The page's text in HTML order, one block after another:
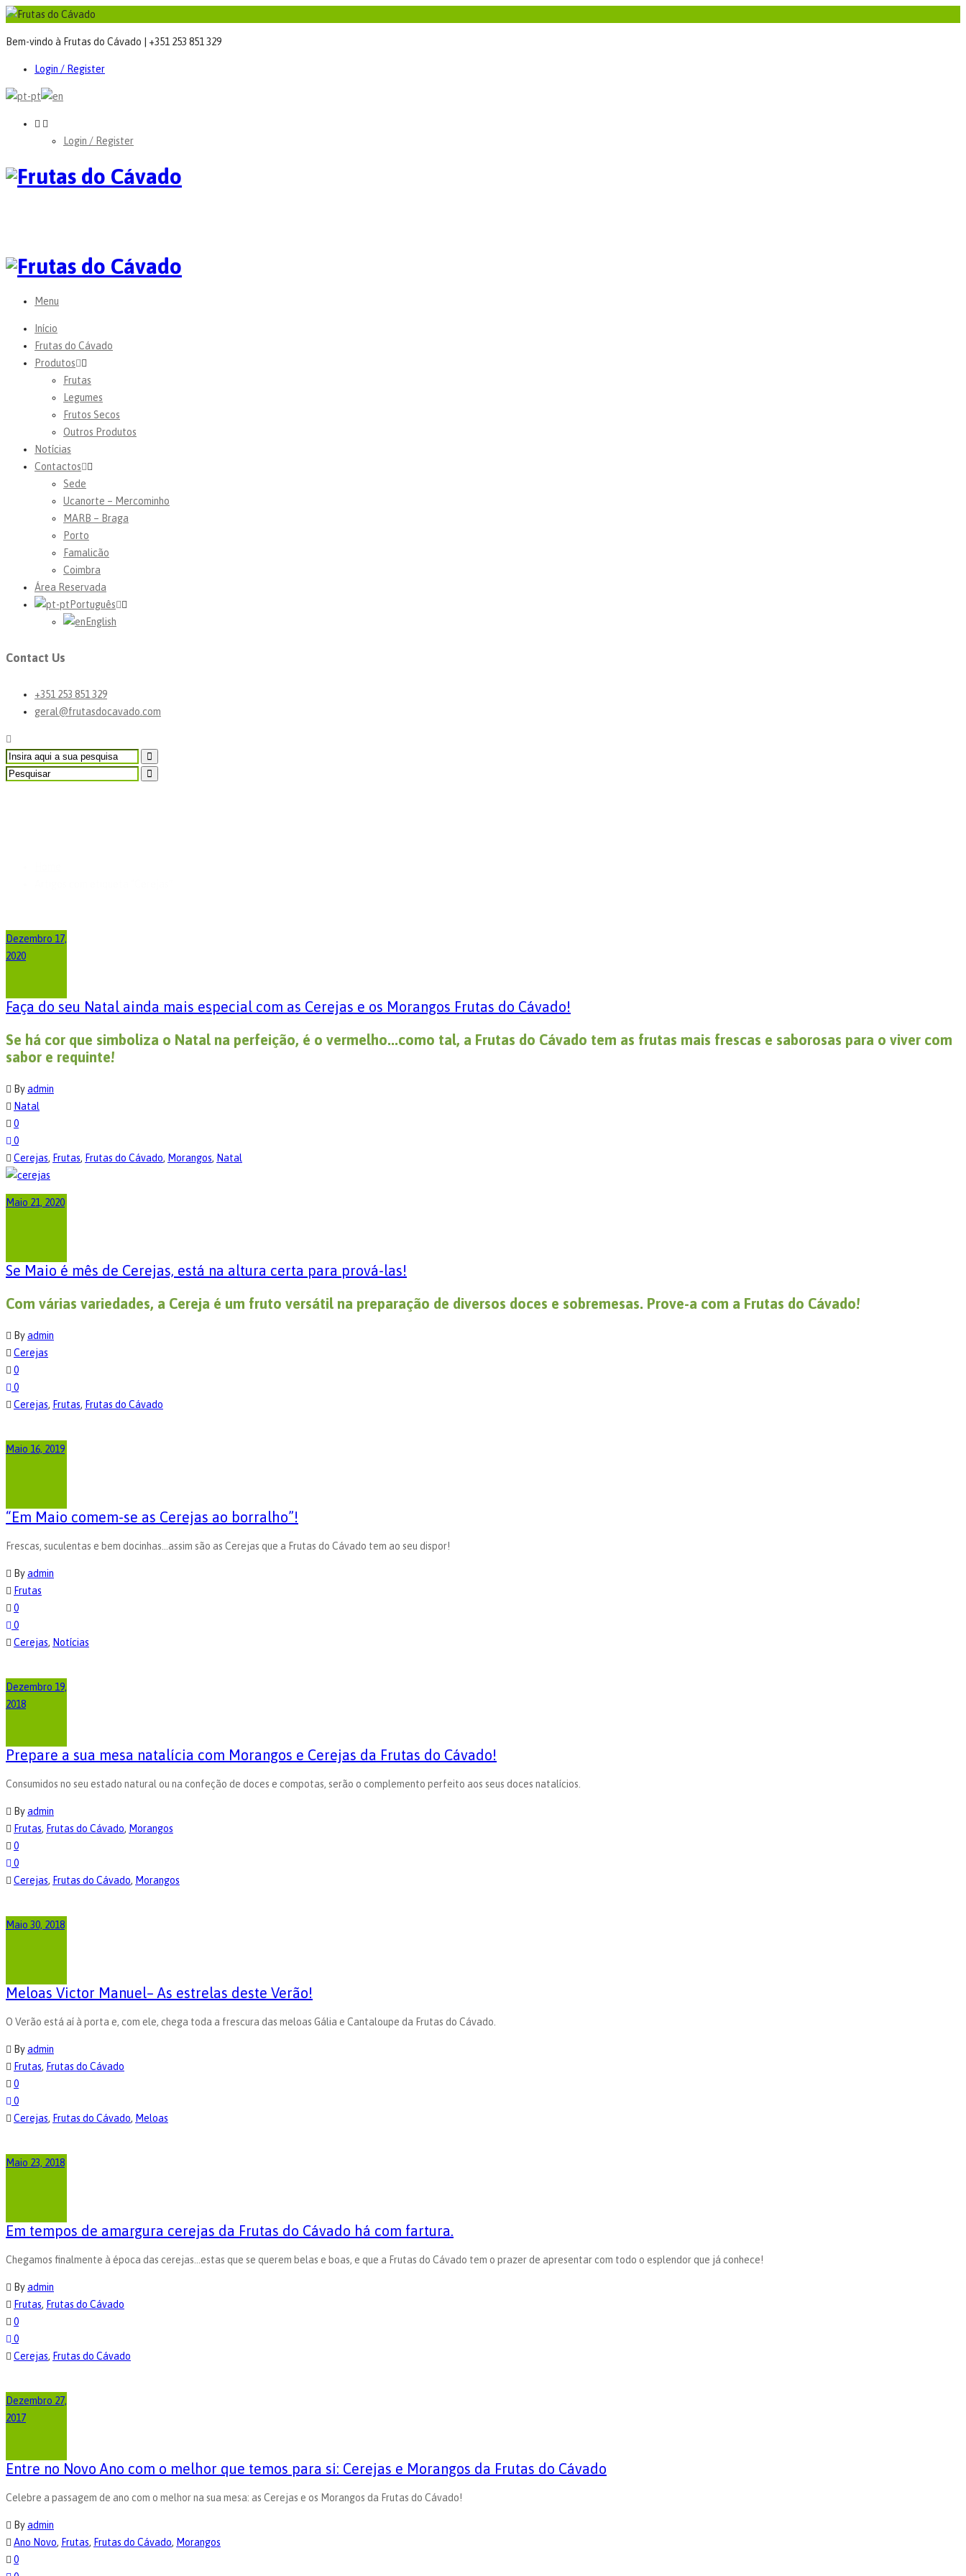
Bem-vindo à Frutas do Cávado | +351 253 851 329
Login / Register
Login / Register
Menu
Início
Frutas do Cávado
Produtos
Frutas
Legumes
Frutos Secos
Outros Produtos
Notícias
Contactos
Sede
Ucanorte – Mercominho
MARB – Braga
Porto
Famalicão
Coimbra
Área Reservada
Português
English
Contact Us
+351 253 851 329
geral@frutasdocavado.com
Dezembro 17,
2020
Faça do seu Natal ainda mais especial com as Cerejas e os Morangos Frutas do Cávado!
Se há cor que simboliza o Natal na perfeição, é o vermelho...como tal, a Frutas do Cávado tem as frutas mais frescas e saborosas para o viver com
sabor e requinte!
Byadmin
Natal
0
0
Cerejas, Frutas, Frutas do Cávado, Morangos, Natal
Maio 21, 2020
Se Maio é mês de Cerejas, está na altura certa para prová-las!
Com várias variedades, a Cereja é um fruto versátil na preparação de diversos doces e sobremesas. Prove-a com a Frutas do Cávado!
Byadmin
Cerejas
0
0
Cerejas, Frutas, Frutas do Cávado
Maio 16, 2019
“Em Maio comem-se as Cerejas ao borralho”!
Frescas, suculentas e bem docinhas...assim são as Cerejas que a Frutas do Cávado tem ao seu dispor!
Byadmin
Frutas
0
0
Cerejas, Notícias
Dezembro 19,
2018
Prepare a sua mesa natalícia com Morangos e Cerejas da Frutas do Cávado!
Consumidos no seu estado natural ou na confeção de doces e compotas, serão o complemento perfeito aos seus doces natalícios.
Byadmin
Frutas, Frutas do Cávado, Morangos
0
0
Cerejas, Frutas do Cávado, Morangos
Maio 30, 2018
Meloas Victor Manuel– As estrelas deste Verão!
O Verão está aí à porta e, com ele, chega toda a frescura das meloas Gália e Cantaloupe da Frutas do Cávado.
Byadmin
Frutas, Frutas do Cávado
0
0
Cerejas, Frutas do Cávado, Meloas
Maio 23, 2018
Em tempos de amargura cerejas da Frutas do Cávado há com fartura.
Chegamos finalmente à época das cerejas...estas que se querem belas e boas, e que a Frutas do Cávado tem o prazer de apresentar com todo o esplendor que já conhece!
Byadmin
Frutas, Frutas do Cávado
0
0
Cerejas, Frutas do Cávado
Dezembro 27,
2017
Entre no Novo Ano com o melhor que temos para si: Cerejas e Morangos da Frutas do Cávado
Celebre a passagem de ano com o melhor na sua mesa: as Cerejas e os Morangos da Frutas do Cávado!
Byadmin
Ano Novo, Frutas, Frutas do Cávado, Morangos
0